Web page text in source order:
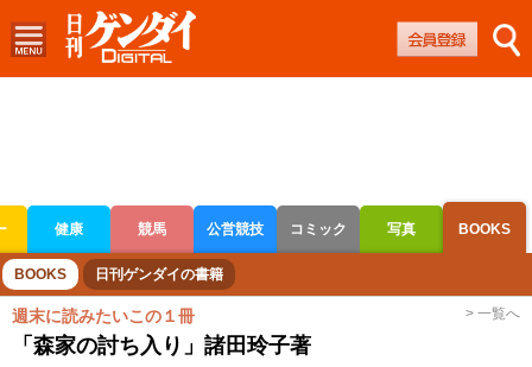
健康 競馬 公営競技 コミック 写真 BOOKS
ボートレース 競輪 オートレース
BOOKS 日刊ゲンダイの書籍
週末に読みたいこの１冊 > 一覧へ
「森家の討ち入り」諸田玲子著